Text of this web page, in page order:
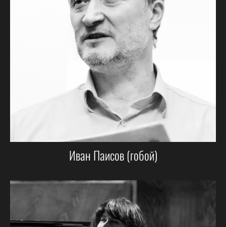
Иван Паисов (гобой)